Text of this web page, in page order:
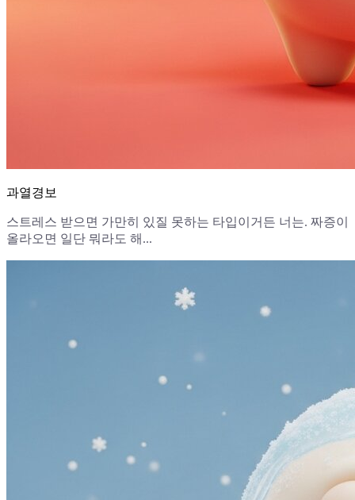
과열경보
스트레스 받으면 가만히 있질 못하는 타입이거든 너는. 짜증이
올라오면 일단 뭐라도 해...